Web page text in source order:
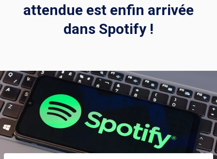
attendue est enfin arrivée
dans Spotify !